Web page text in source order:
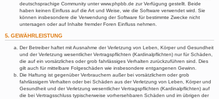
deutschsprachige Community unter www.phpbb.de zur Verfügung gestellt. Beide
haben keinen Einfluss auf die Art und Weise, wie die Software verwendet wird. Sie
können insbesondere die Verwendung der Software für bestimmte Zwecke nicht
untersagen oder auf Inhalte fremder Foren Einfluss nehmen.
5. GEWÄHRLEISTUNG
Der Betreiber haftet mit Ausnahme der Verletzung von Leben, Körper und Gesundheit
und der Verletzung wesentlicher Vertragspflichten (Kardinalpflichten) nur für Schäden,
die auf ein vorsätzliches oder grob fahrlässiges Verhalten zurückzuführen sind. Dies
gilt auch für mittelbare Folgeschäden wie insbesondere entgangenen Gewinn.
Die Haftung ist gegenüber Verbrauchern außer bei vorsätzlichem oder grob
fahrlässigem Verhalten oder bei Schäden aus der Verletzung von Leben, Körper und
Gesundheit und der Verletzung wesentlicher Vertragspflichten (Kardinalpflichten) auf
die bei Vertragsschluss typischerweise vorhersehbaren Schäden und im übrigen der